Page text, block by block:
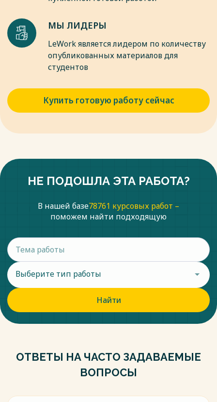
МЫ ЛИДЕРЫ
LeWork является лидером по количеству
опубликованных материалов для
студентов
Купить готовую работу сейчас
НЕ ПОДОШЛА ЭТА РАБОТА?
В нашей базе78761 курсовых работ –
поможем найти подходящую
Выберите тип работы
Найти
ОТВЕТЫ НА ЧАСТО ЗАДАВАЕМЫЕ
ВОПРОСЫ